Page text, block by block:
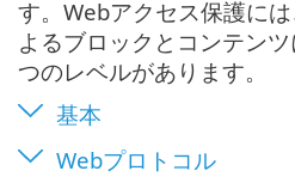
す。Webアクセス保護に
よるブロックとコンテン
つのレベルがあります。
基本
Webプロトコル